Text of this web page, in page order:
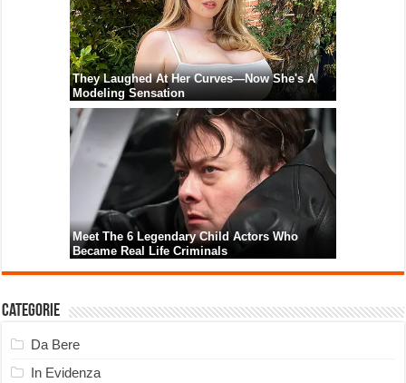
Categorie
Da Bere
In Evidenza